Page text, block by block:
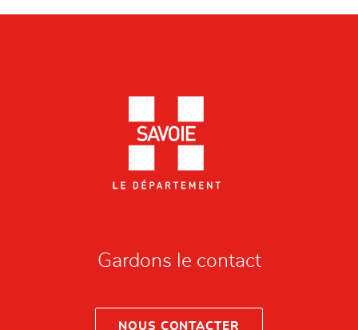
Gardons le contact
NOUS CONTACTER